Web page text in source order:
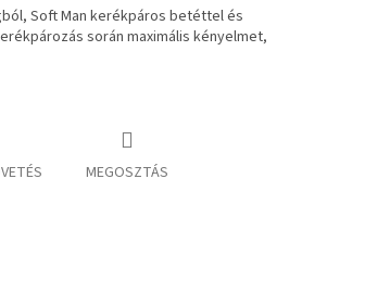
Soft Man kerékpáros betéttel és
során maximális kényelmet,
MEGOSZTÁS